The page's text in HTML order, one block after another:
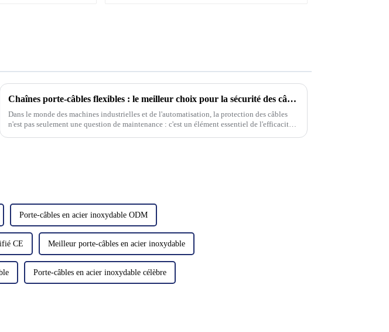
Chaînes porte-câbles flexibles : le meilleur choix pour la sécurité des câbles
Dans le monde des machines industrielles et de l'automatisation, la protection des câbles
n'est pas seulement une question de maintenance : c'est un élément essentiel de l'efficacité
Porte-câbles en acier inoxydable ODM
CE Meilleur porte-câbles en acier inoxydable
Porte-câbles en acier inoxydable célèbre